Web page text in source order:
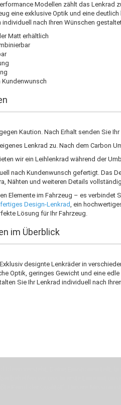
Modellen zählt das Lenkrad
eine exklusive Optik und eine
nach Ihren Wünschen
Matt erhältlich
Kaution. Nach Erhalt senden Sie
Lenkrad zu. Nach dem Carbon
wir ein Leihlenkrad während der
nach Kundenwunsch gefertigt. Das
Nähten und weiteren Details
Elemente im Fahrzeug – es verbindet
fertiges Design-Lenkrad, ein
Lösung für Ihr Fahrzeug.
im Überblick
designte Lenkräder in
Optik, geringes Gewicht und eine edle
Sie Ihr Lenkrad individuell nach
Ideen versteht, Deine Emotionen